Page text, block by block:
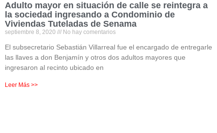
Adulto mayor en situación de calle se reintegra a
la sociedad ingresando a Condominio de
Viviendas Tuteladas de Senama
septiembre 8, 2020 No hay comentarios
El subsecretario Sebastián Villarreal fue el encargado de entregarle
las llaves a don Benjamín y otros dos adultos mayores que
ingresaron al recinto ubicado en
Leer Más >>